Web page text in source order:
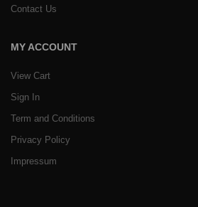
Contact Us
MY ACCOUNT
View Cart
Sign In
Term and Conditions
Privacy Policy
Impressum